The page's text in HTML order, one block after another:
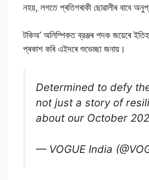
নহয়, লগতে প্ৰতিগৰাকী ছোৱালীৰ বাবে
টকিঅ’ অলিম্পিকত ব্রঞ্জৰ পদক জয়েৰে
প্ৰকাশ কৰি এইদৰে শুভেচ্ছা জনায়।
Determined to defy
not just a story of
about our October
— VOGUE India